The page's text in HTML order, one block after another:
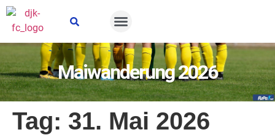
Suche öffnen
Maiwanderung 2026
Tag: 31. Mai 2026